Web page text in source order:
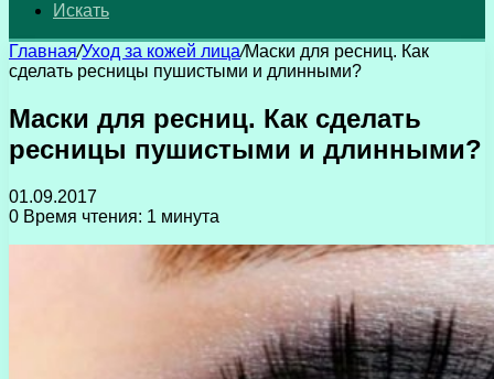
Искать
Главная/Уход за кожей лица/Маски для ресниц. Как
сделать ресницы пушистыми и длинными?
Маски для ресниц. Как сделать
ресницы пушистыми и длинными?
01.09.2017
0 Время чтения: 1 минута